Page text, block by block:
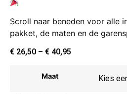
Scroll naar beneden voor alle
pakket, de maten en de
€ 26,50 – € 40,95
Maat